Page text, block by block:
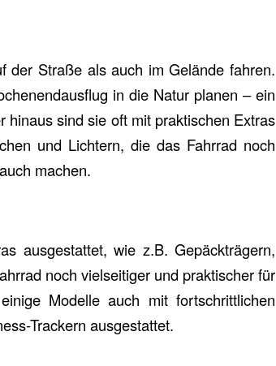
der Straße als auch im Gelände fahren.
in die Natur planen – ein
hinaus sind sie oft mit praktischen Extras
und Lichtern, die das Fahrrad noch
machen.
ausgestattet, wie z.B. Gepäckträgern,
noch vielseitiger und praktischer für
Modelle auch mit fortschrittlichen
Trackern ausgestattet.